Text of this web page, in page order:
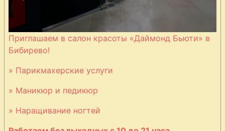
Приглашаем в салон красоты «Даймонд Бьюти» в
Бибирево!
» Парикмахерские услуги
» Маникюр и педикюр
» Наращивание ногтей